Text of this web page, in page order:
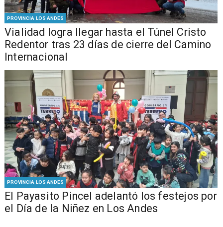
PROVINCIA LOS ANDES
Vialidad logra llegar hasta el Túnel Cristo
Redentor tras 23 días de cierre del Camino
Internacional
PROVINCIA LOS ANDES
El Payasito Pincel adelantó los festejos por
el Día de la Niñez en Los Andes